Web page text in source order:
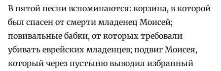
В пятой песни вспоминаются: корзина, в которой
был спасен от смерти младенец Моисей;
повивальные бабки, от которых требовали
убивать еврейских младенцев; подвиг Моисея,
который через пустыню выводил избранный